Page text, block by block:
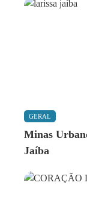
GERAL
Minas
Jaíba